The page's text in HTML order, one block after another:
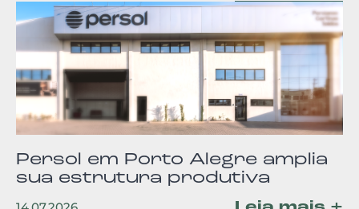
Persol em Porto Alegre amplia
sua estrutura produtiva